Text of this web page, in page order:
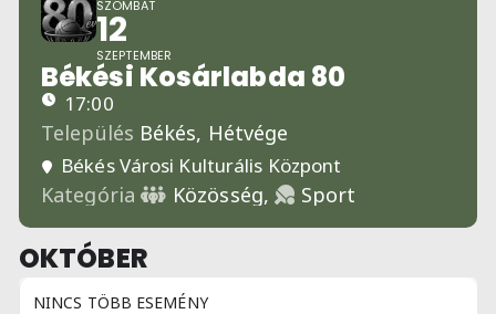
SZOMBAT
12
SZEPTEMBER
Békési Kosárlabda 80
17:00
Település Békés, Hétvége
Békés Városi Kulturális Központ
Kategória Közösség, Sport
OKTÓBER
NINCS TÖBB ESEMÉNY